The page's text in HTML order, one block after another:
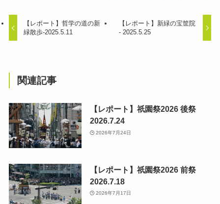
【レポート】哲学の道の新
緑散歩-2025.5.11
【レポート】新緑の宝筐院
- 2025.5.25
関連記事
【レポート】祇園祭2026 後祭
2026.7.24
2026年7月24日
【レポート】祇園祭2026 前祭
2026.7.18
2026年7月17日